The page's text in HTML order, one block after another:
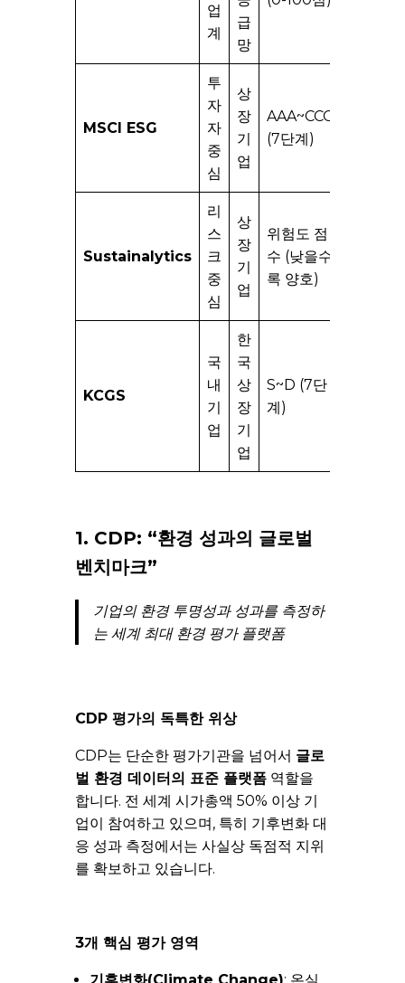
업
계
급
망
MSCI ESG
투
자
자
중
심
상
장
기
업
AAA~CCC
(7단계)
Sustainalytics
리
스
크
중
심
상
장
기
업
위험도 점
수 (낮을수
록 양호)
KCGS
국
내
기
업
한
국
상
장
기
업
S~D (7단
계)
1. CDP: “환경 성과의 글로벌
벤치마크”
기업의 환경 투명성과 성과를 측정하
는 세계 최대 환경 평가 플랫폼
CDP 평가의 독특한 위상
CDP는 단순한 평가기관을 넘어서 글로
벌 환경 데이터의 표준 플랫폼역할을
합니다. 전 세계 시가총액 50% 이상 기
업이 참여하고 있으며, 특히 기후변화 대
응 성과 측정에서는 사실상 독점적 지위
를 확보하고 있습니다.
3개 핵심 평가 영역